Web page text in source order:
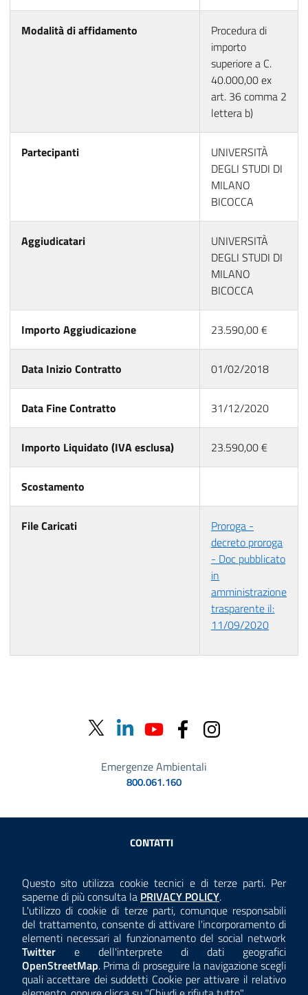
Questo sito utilizza cookie tecnici e di terze parti. Per
saperne di più consulta la Consulta la
PRIVACY POLICY.
L'utilizzo di cookie di terze parti, comunque responsabili
del trattamento, consente di attivare l'incorporamento di
elementi necessari al funzionamento del social network
Twitter e dell'interprete di dati geografici
OpenStreetMap. Prima di proseguire la navigazione scegli
quali accettare dei suddetti Cookie per attivare il relativo
Modalità di affidamento
Procedura di
importo
superiore a C.
40.000,00 ex
art. 36 comma 2
lettera b)
Partecipanti
UNIVERSITÀ
DEGLI STUDI DI
MILANO
BICOCCA
Aggiudicatari
UNIVERSITÀ
DEGLI STUDI DI
MILANO
BICOCCA
Importo Aggiudicazione 23.590,00 €
Data Inizio Contratto 01/02/2018
Data Fine Contratto 31/12/2020
Importo Liquidato (IVA esclusa) 23.590,00 €
Scostamento
File Caricati
Proroga -
decreto proroga
- Doc pubblicato
in
amministrazione
trasparente il:
11/09/2020
Emergenze Ambientali
800.061.160
Sezione Link Utili
CONTATTI
ANTICORRUZIONE
ACCESSIBILITÀ
COOKIE E PRIVACY
TEMI A-Z